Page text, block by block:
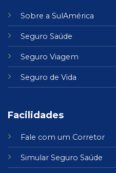
Sobre a SulAmérica
Seguro Saúde
Seguro Viagem
Seguro de Vida
Facilidades
Fale com um Corretor
Simular Seguro Saúde